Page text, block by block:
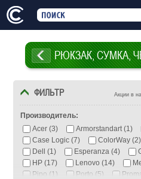
РЮКЗАК, СУМКА,
ФИЛЬТР Акции в
Производитель:
Acer (3)
Armorstandart (1)
Case Logic (7)
ColorWay (2)
Dell (1)
Esperanza (4)
HP (17)
Lenovo (14)
Pipo (1)
Porto (5)